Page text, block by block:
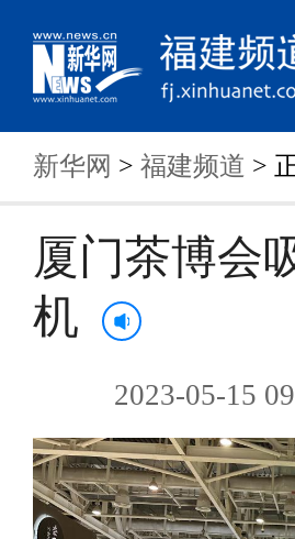
新华网 > 福建频道 >
厦门茶博会
机
2023-05-15